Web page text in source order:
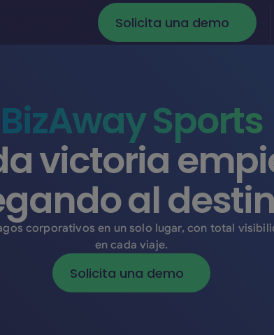
Iniciar sesión Solicita una
Solicita una demo
BizAway Sports
victoria
al
corporativos en un solo lugar, con total
en cada viaje.
Solicita una demo
Solicita una demo